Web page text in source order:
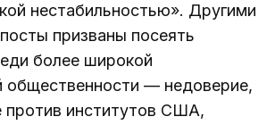
нестабильностью». Другими
призваны посеять
более широкой
общественности — недоверие,
против институтов США,